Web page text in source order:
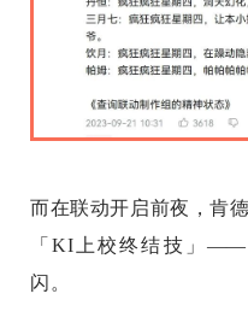
而在联动开启前夜，肯
「KI上校终结技」
闪。